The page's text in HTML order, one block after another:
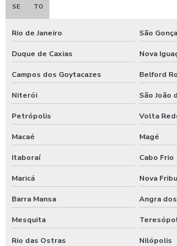
Clínica de exame admissional
Clínica exame admissional guarapuava
Clinica exame admissional em turvo
Clínica para fazer exame aso
Clínica de medicina do trabalho
Consultoria ambiental e segurança do
Consultoria empresarial paraná
Consultoria higiene ocupacional
SE TO
Rio de Janeiro São
Duque de Caxias Nova
Campos dos Goytacazes Belford
Niterói São João
Petrópolis Volta
Macaé Magé
Itaboraí Cabo Frio
Maricá Nova
Barra Mansa Angra
Mesquita
Rio das Ostras Nilópolis